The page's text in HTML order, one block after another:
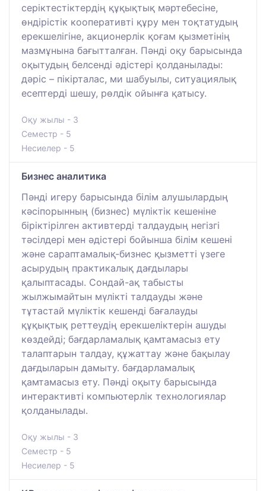
серіктестіктердің құқықтық мәртебесіне,
өндірістік кооперативті құру мен тоқтатудың
ерекшелігіне, акционерлік қоғам қызметінің
мазмұнына бағытталған. Пәнді оқу барысында
оқытудың белсенді әдістері қолданылады:
дәріс – пікірталас, ми шабуылы, ситуациялық
есептерді шешу, рөлдік ойынға қатысу.
Оқу жылы - 3
Семестр - 5
Несиелер - 5
Бизнес аналитика
Пәнді игеру барысында білім алушылардың
кәсіпорынның (бизнес) мүліктік кешеніне
біріктірілген активтерді талдаудың негізгі
тәсілдері мен әдістері бойынша білім кешені
және сараптамалық-бизнес қызметті үзеге
асырудың практикалық дағдылары
қалыптасады. Сондай-ақ табысты
жылжымайтын мүлікті талдауды және
тұтастай мүліктік кешенді бағалауды
құқықтық реттеудің ерекшеліктерін ашуды
көздейді; бағдарламалық қамтамасыз ету
талаптарын талдау, құжаттау және бақылау
дағдыларын дамыту. бағдарламалық
қамтамасыз ету. Пәнді оқыту барысында
интерактивті компьютерлік технологиялар
қолданылады.
Оқу жылы - 3
Семестр - 5
Несиелер - 5